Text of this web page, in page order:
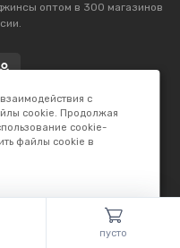
оптом в 300 магазинов
пусто
с
cookie. Продолжая
cookie-
файлы cookie в